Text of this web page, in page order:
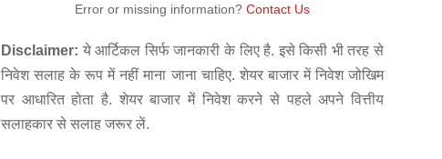
Error or missing information? Contact Us
Disclaimer: ये आर्टिकल सिर्फ जानकारी के लिए है. इसे किसी भी तरह से
निवेश सलाह के रूप में नहीं माना जाना चाहिए. शेयर बाजार में निवेश जोखिम
पर आधारित होता है. शेयर बाजार में निवेश करने से पहले अपने वित्तीय
सलाहकार से सलाह जरूर लें.